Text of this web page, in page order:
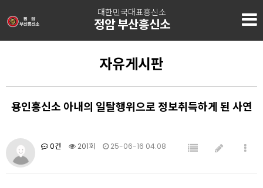
대한민국대표흥신소
정암 부산흥신소
자유게시판
용인흥신소 아내의 일탈행위으로 정보취득하게 된 사연
0건 201회 25-06-16 04:08